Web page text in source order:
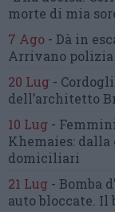
morte di mia
7 Ago - Dà in
Arrivano polizia
20 Lug -
dell’architetto
10 Lug -
Khemaies: dalla
domiciliari
21 Lug - Bomba
auto bloccate. Il